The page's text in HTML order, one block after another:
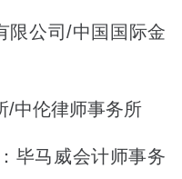
限公司/中国国际金
/中伦律师事务所
毕马威会计师事务